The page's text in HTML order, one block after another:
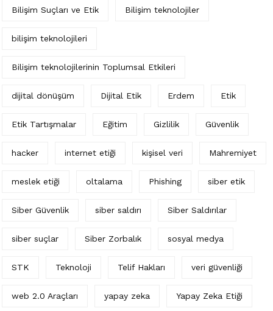
Bilişim Suçları ve Etik Bilişim teknolojiler
bilişim teknolojileri
Bilişim teknolojilerinin Toplumsal Etkileri
dijital dönüşüm Dijital Etik Erdem Etik
Etik Tartışmalar Eğitim Gizlilik Güvenlik
hacker internet etiği kişisel veri Mahremiyet
meslek etiği oltalama Phishing siber etik
Siber Güvenlik siber saldırı Siber Saldırılar
siber suçlar Siber Zorbalık sosyal medya
STK Teknoloji Telif Hakları veri güvenliği
web 2.0 Araçları yapay zeka Yapay Zeka Etiği